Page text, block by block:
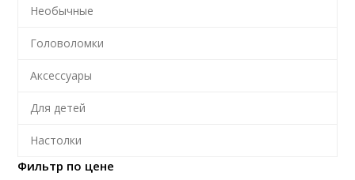
Необычные
Головоломки
Аксессуары
Для детей
Настолки
Фильтр по цене